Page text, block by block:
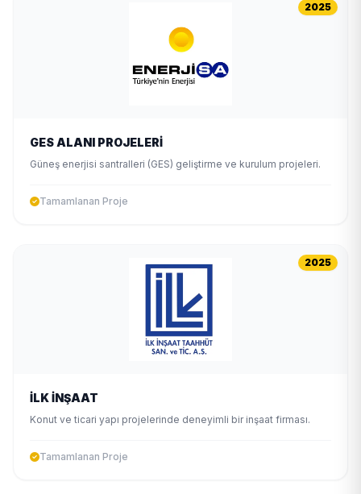
2025
GES ALANI PROJELERİ
Güneş enerjisi santralleri (GES) geliştirme ve kurulum projeleri.
Tamamlanan Proje
2025
İLK İNŞAAT
Konut ve ticari yapı projelerinde deneyimli bir inşaat firması.
Tamamlanan Proje